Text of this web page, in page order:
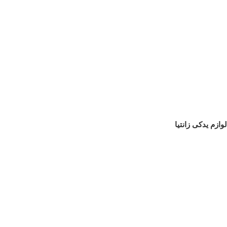
لوازم یدکی زانتیا